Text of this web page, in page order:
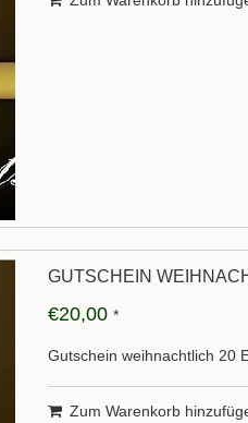
GUTSCHEIN
€20,00 *
Gutschein weihnachtlich 20
Zum Warenkorb